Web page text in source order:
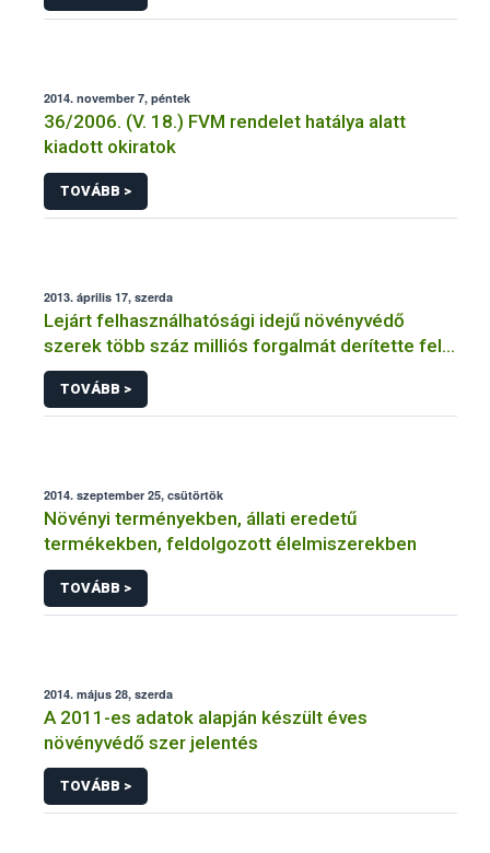
2014. november 7, péntek
36/2006. (V. 18.) FVM rendelet hatálya alatt
kiadott okiratok
TOVÁBB >
2013. április 17, szerda
Lejárt felhasználhatósági idejű növényvédő
szerek több száz milliós forgalmát derítette fel a
NÉBIH
TOVÁBB >
2014. szeptember 25, csütörtök
Növényi terményekben, állati eredetű
termékekben, feldolgozott élelmiszerekben
TOVÁBB >
2014. május 28, szerda
A 2011-es adatok alapján készült éves
növényvédő szer jelentés
TOVÁBB >